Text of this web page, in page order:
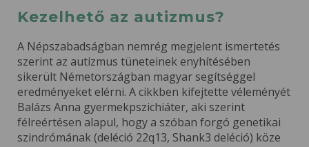
Kezelhető az autizmus?
A Népszabadságban nemrég megjelent ismertetés
szerint az autizmus tüneteinek enyhítésében
sikerült Németországban magyar segítséggel
eredményeket elérni. A cikkben kifejtette véleményét
Balázs Anna gyermekpszichiáter, aki szerint
félreértésen alapul, hogy a szóban forgó genetikai
szindrómának (deléció 22q13, Shank3 deléció) köze